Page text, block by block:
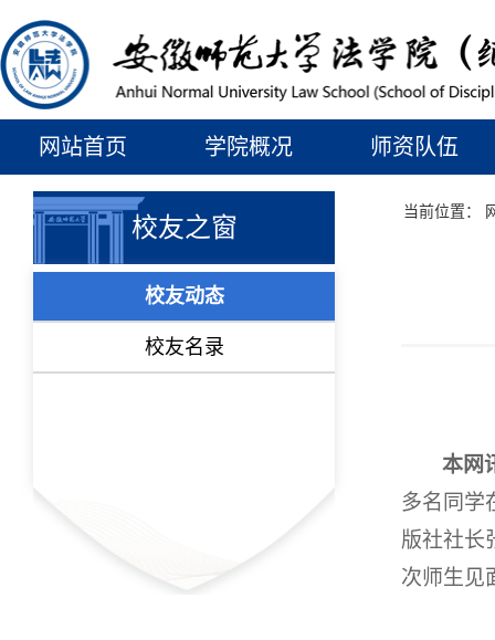
网站首页 学院概况 师资队伍
校友之窗
校友动态
校友名录
当前位置：
本网
多名同学
版社社长
次师生见